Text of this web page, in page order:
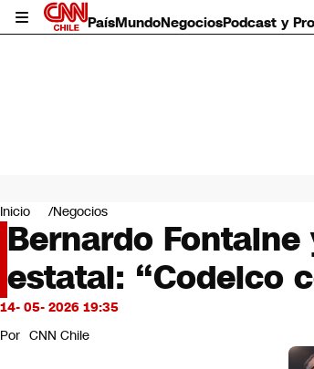
PaísMundoNegociosPodcast y
Mundo
Negocios
Deportes
Programas completos
Cultura
Servicios
Bits
CNN Data
Inicio Negocios
Bernardo
estatal: “Codelco
14- 05- 2026 19:35
Por CNN Chile